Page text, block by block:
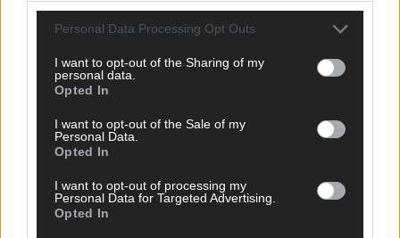
Personal Data Processing Opt Outs
I want to opt-out of the Sharing of my
personal data.
Opted In
I want to opt-out of the Sale of my
Personal Data.
Opted In
I want to opt-out of processing my
Personal Data for Targeted Advertising.
Opted In
Eurovision Song Contest 2026: Das erste Halbfinale – der
Abend in Bildern
WERBE BEI UNS!